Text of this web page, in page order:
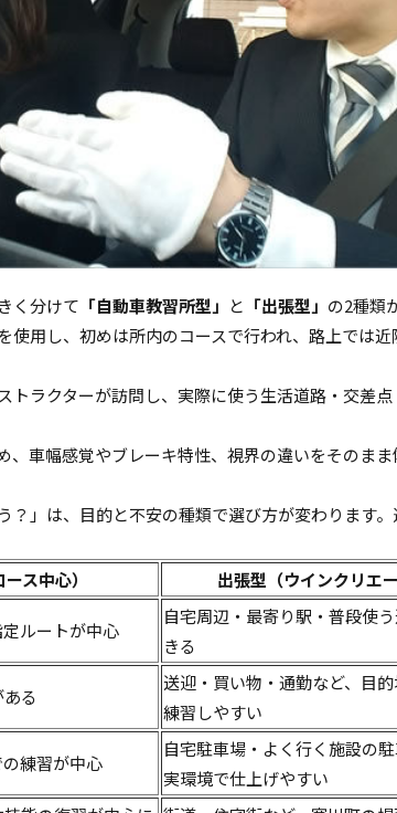
く分けて 「自動車教習所型」 と 「出張型」 の2種類
使用し、初めは所内のコースで行われ、路上では近
トラクターが訪問し、実際に使う生活道路・交差
、車幅感覚やブレーキ特性、視界の違いをそのまま
？」は、目的と不安の種類で選び方が変わります
ス中心） 出張型（ウインクリエー
ルートが中心
自宅周辺・最寄り駅・普段使
きる
る
送迎・買い物・通勤など、目
練習しやすい
練習が中心
自宅駐車場・よく行く施設の駐
実環境で仕上げやすい